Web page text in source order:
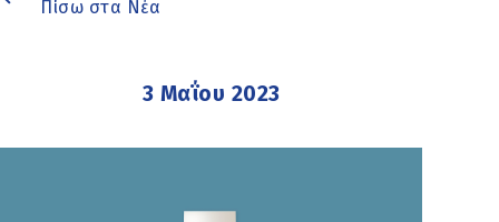
Πίσω στα Νέα
3 Μαΐου 2023